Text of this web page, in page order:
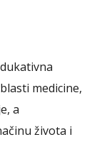
medicine,
a
života i